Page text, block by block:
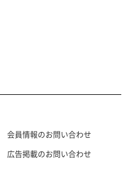
会員情報のお問い合わせ
広告掲載のお問い合わせ